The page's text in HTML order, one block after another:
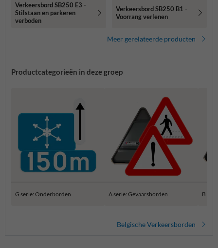
Verkeersbord SB250 E3 -
Stilstaan en parkeren
verboden
Verkeersbord SB250 B1 -
Voorrang verlenen
Meer gerelateerde producten
Productcategorieën in deze groep
G serie: Onderborden A serie: Gevaarsborden B
Belgische Verkeersborden